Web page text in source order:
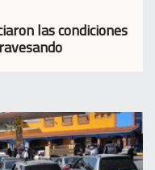
las condiciones